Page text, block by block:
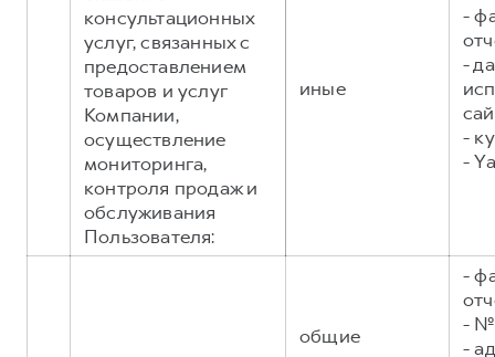
консультационных
услуг, связанных с
предоставлением
товаров и услуг
Компании,
осуществление
мониторинга,
контроля продаж и
обслуживания
Пользователя:
иные
-
-
-
-
общие
-
- №
-